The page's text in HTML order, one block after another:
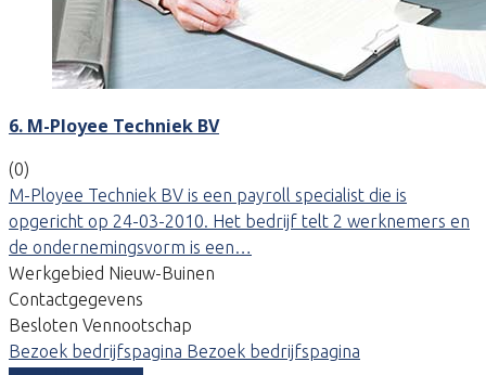
6. M-Ployee Techniek BV
(0)
M-Ployee Techniek BV is een payroll specialist die is
opgericht op 24-03-2010. Het bedrijf telt 2 werknemers en
de ondernemingsvorm is een…
Werkgebied Nieuw-Buinen
Contactgegevens
Besloten Vennootschap
Bezoek bedrijfspagina Bezoek bedrijfspagina